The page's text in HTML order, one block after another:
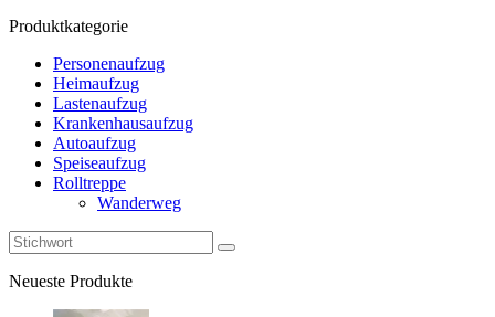
Produktkategorie
Personenaufzug
Heimaufzug
Lastenaufzug
Krankenhausaufzug
Autoaufzug
Speiseaufzug
Rolltreppe
Wanderweg
Neueste Produkte